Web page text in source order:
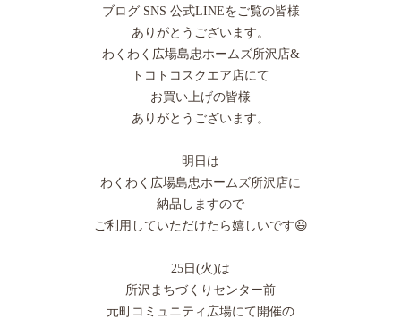
ブログ SNS 公式LINEをご覧の皆様
ありがとうございます。
わくわく広場島忠ホームズ所沢店&
トコトコスクエア店にて
お買い上げの皆様
ありがとうございます。
明日は
わくわく広場島忠ホームズ所沢店に
納品しますので
ご利用していただけたら嬉しいです😃
25日(火)は
所沢まちづくりセンター前
元町コミュニティ広場にて開催の